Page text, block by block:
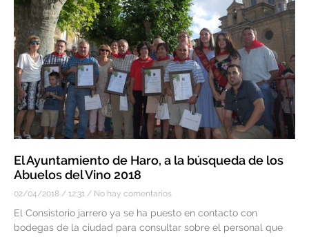
El Ayuntamiento de Haro, a la búsqueda de los
Abuelos del Vino 2018
02/04/2018 12:31 No hay comentarios
El Consistorio jarrero ya se ha puesto en contacto con
bodegas de la ciudad para consultar sobre el personal que